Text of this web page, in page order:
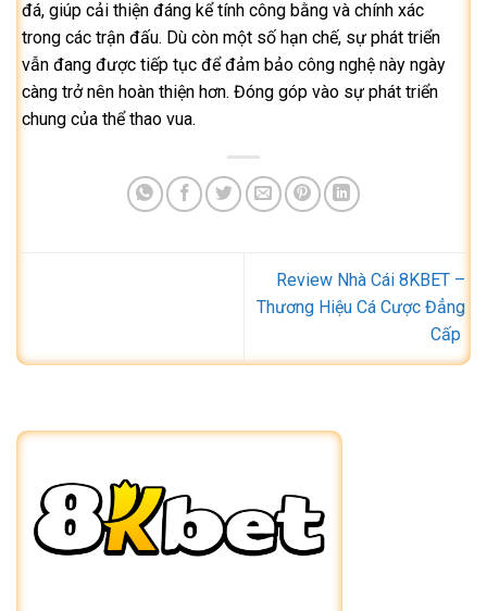
đá, giúp cải thiện đáng kể tính công bằng và chính xác
trong các trận đấu. Dù còn một số hạn chế, sự phát triển
vẫn đang được tiếp tục để đảm bảo công nghệ này ngày
càng trở nên hoàn thiện hơn. Đóng góp vào sự phát triển
chung của thể thao vua.
Review Nhà Cái 8KBET –
Thương Hiệu Cá Cược Đẳng
Cấp